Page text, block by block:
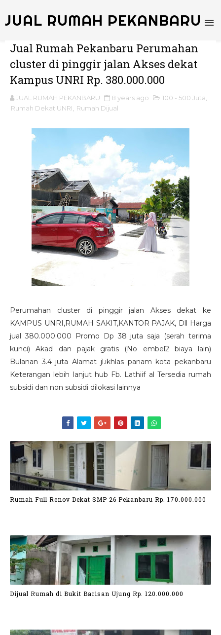
JUAL RUMAH PEKANBARU
Jual Rumah Pekanbaru Perumahan
cluster di pinggir jalan Akses dekat
Kampus UNRI Rp. 380.000.000
JUAL RUMAH PEKANBARU 8 years ago 100 - 500 Juta
Rumah Dekat UNRI
Rumah Dijual
Perumahan cluster di pinggir jalan Akses dekat ke
KAMPUS UNRI,RUMAH SAKIT,KANTOR PAJAK, Dll Harga
jual 380.000.000 Promo Dp 38 juta saja (serah terima
kunci) Akad dan pajak gratis (No embel2 biaya lain)
Bulanan 3.4 juta Alamat jl.ikhlas panam kota pekanbaru
Keterangan lebih lanjut hub Fb. Lathiif al Tersedia rumah
subsidi dan non subsidi dilokasi lainnya
Rumah Full Renov Dekat SMP 26 Pekanbaru Rp. 170.000.000
Dijual Rumah di Bukit Barisan Ujung Rp. 120.000.000